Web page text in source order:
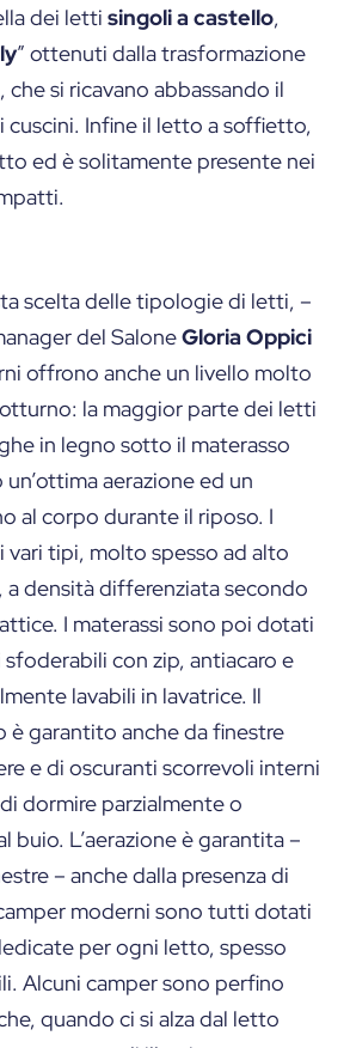
dei letti singoli a castello,
” ottenuti dalla trasformazione
che si ricavano abbassando il
cuscini. Infine il letto a soffietto,
ed è solitamente presente nei
scelta delle tipologie di letti, –
del SaloneGloria Oppici
offrono anche un livello molto
la maggior parte dei letti
in legno sotto il materasso
aerazione ed un
al corpo durante il riposo. I
vari tipi, molto spesso ad alto
a densità differenziata secondo
I materassi sono poi dotati
con zip, antiacaro e
lavabili in lavatrice. Il
garantito anche da finestre
e di oscuranti scorrevoli interni
dormire parzialmente o
buio. L’aerazione è garantita –
– anche dalla presenza di
moderni sono tutti dotati
per ogni letto, spesso
Alcuni camper sono perfino
quando ci si alza dal letto